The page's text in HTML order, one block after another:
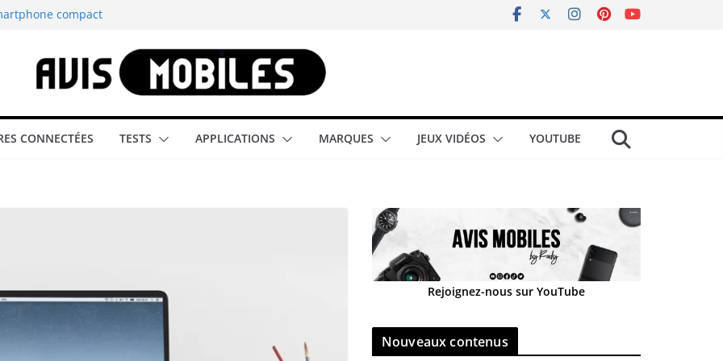
compact
tous les
smartphone
CONNECTÉES TESTS APPLICATIONS MARQUES JEUX VIDÉOS YOUTUBE
Rejoignez-nous sur YouTube
Nouveaux contenus